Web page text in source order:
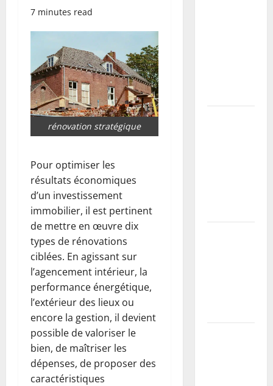
7 minutes read
rénovation stratégique
Pour optimiser les
résultats économiques
d’un investissement
immobilier, il est pertinent
de mettre en œuvre dix
types de rénovations
ciblées. En agissant sur
l’agencement intérieur, la
performance énergétique,
l’extérieur des lieux ou
encore la gestion, il devient
possible de valoriser le
bien, de maîtriser les
dépenses, de proposer des
caractéristiques